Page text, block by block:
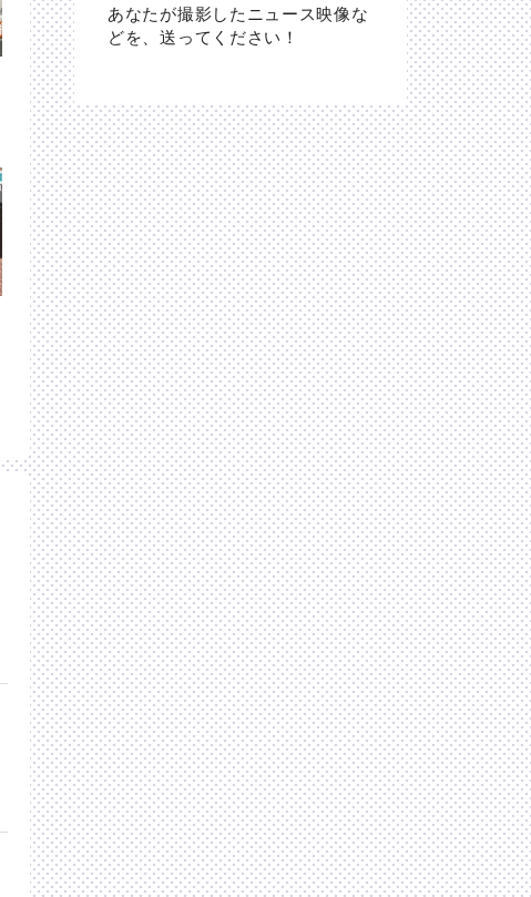
あなたが撮影したニュース映像な
どを、送ってください！